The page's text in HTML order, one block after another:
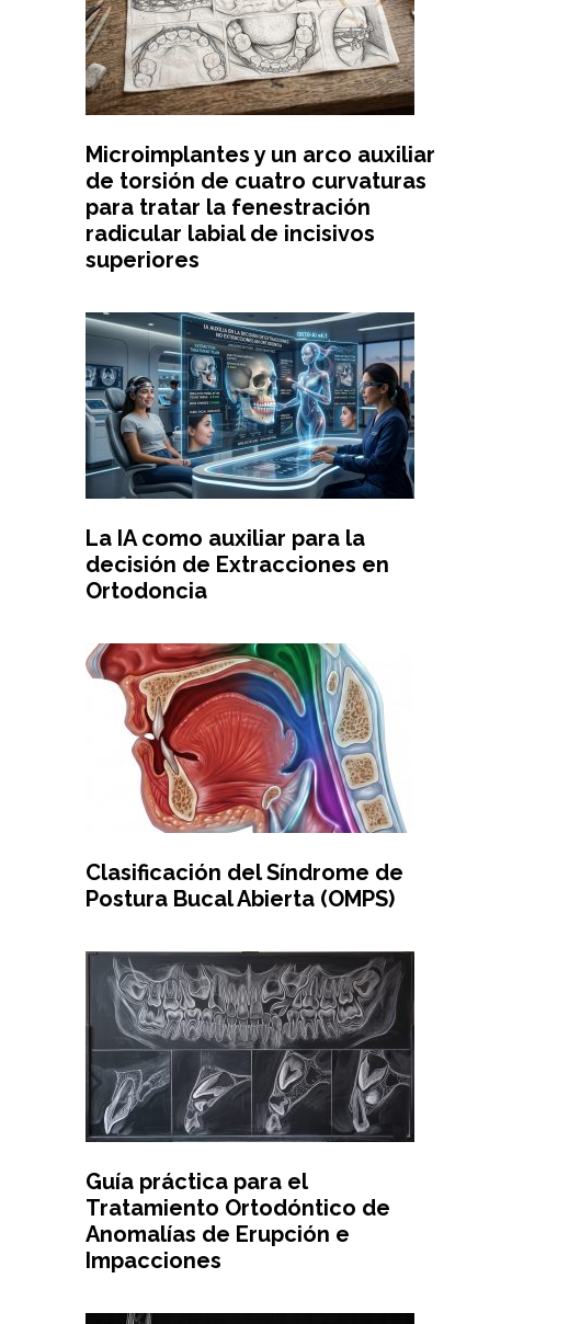
Microimplantes y un arco auxiliar
de torsión de cuatro curvaturas
para tratar la fenestración
radicular labial de incisivos
superiores
La IA como auxiliar para la
decisión de Extracciones en
Ortodoncia
Clasificación del Síndrome de
Postura Bucal Abierta (OMPS)
Guía práctica para el
Tratamiento Ortodóntico de
Anomalías de Erupción e
Impacciones